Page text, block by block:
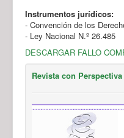
Instrumentos jurídicos:
- Convención de los
- Ley Nacional N.º 26.485
DESCARGAR FALLO
Revista con